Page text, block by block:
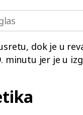
dok je u
minutu jer je u